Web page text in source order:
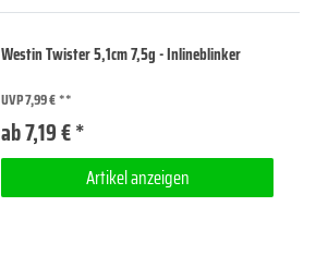
Westin Twister 5,1cm 7,5g - Inlineblinker
UVP 7,99 €
ab 7,19 € *
Artikel anzeigen